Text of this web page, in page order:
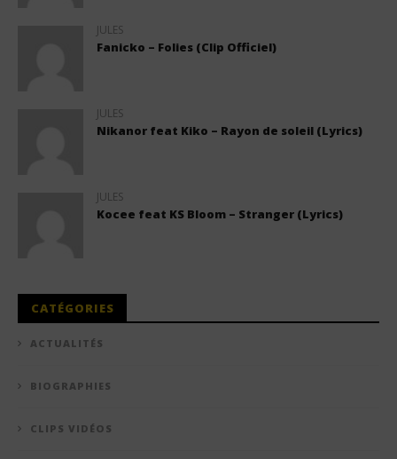
JULES
Fanicko – Folies (Clip Officiel)
JULES
Nikanor feat Kiko – Rayon de soleil (Lyrics)
JULES
Kocee feat KS Bloom – Stranger (Lyrics)
CATÉGORIES
ACTUALITÉS
BIOGRAPHIES
CLIPS VIDÉOS